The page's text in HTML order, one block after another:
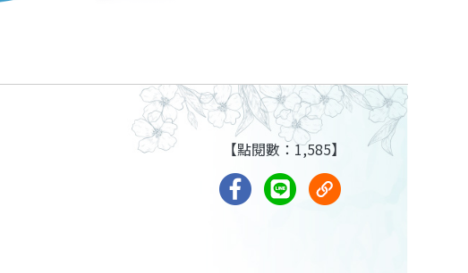
【點閱數：1,585】